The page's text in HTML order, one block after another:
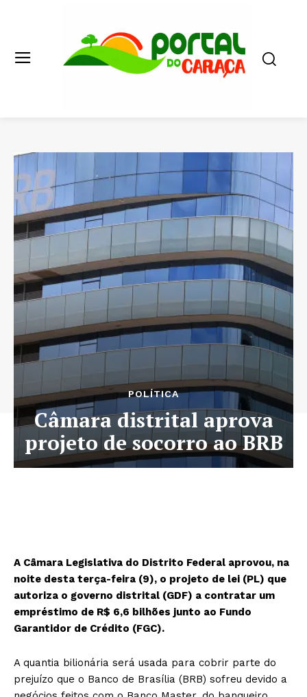
POLÍTICA
Câmara distrital aprova
projeto de socorro ao BRB
A Câmara Legislativa do Distrito Federal aprovou, na
noite desta terça-feira (9), o projeto de lei (PL) que
autoriza o governo distrital (GDF) a contratar um
empréstimo de R$ 6,6 bilhões junto ao Fundo
Garantidor de Crédito (FGC).
A quantia bilionária será usada para cobrir parte do
prejuízo que o Banco de Brasília (BRB) sofreu devido a